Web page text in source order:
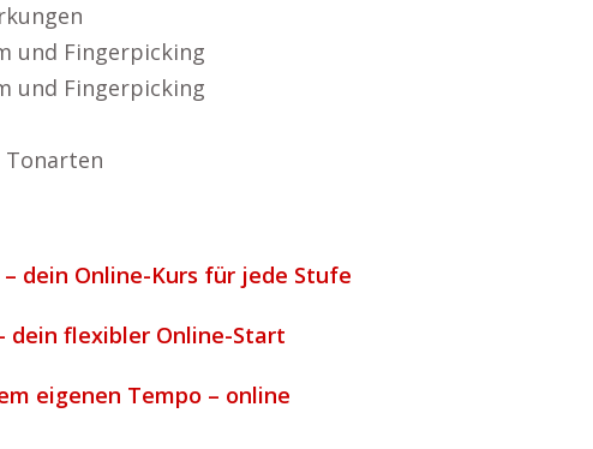
und Fingerpicking
und Fingerpicking
Tonarten
dein Online-Kurs für jede Stufe
dein flexibler Online-Start
eigenen Tempo – online